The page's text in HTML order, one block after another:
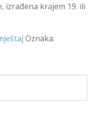
izrađena krajem 19. ili
Oznaka: